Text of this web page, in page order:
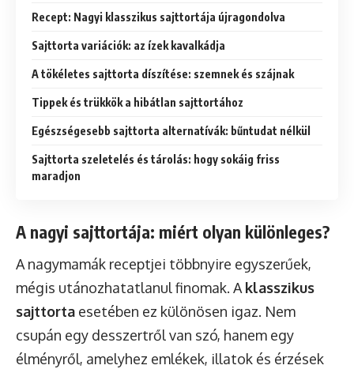
Recept: Nagyi klasszikus sajttortája újragondolva
Sajttorta variációk: az ízek kavalkádja
A tökéletes sajttorta díszítése: szemnek és szájnak
Tippek és trükkök a hibátlan sajttortához
Egészségesebb sajttorta alternatívák: bűntudat nélkül
Sajttorta szeletelés és tárolás: hogy sokáig friss
maradjon
A nagyi sajttortája: miért olyan különleges?
A nagymamák receptjei többnyire egyszerűek,
mégis utánozhatatlanul finomak. A klasszikus
sajttorta esetében ez különösen igaz. Nem
csupán egy desszertről van szó, hanem egy
élményről, amelyhez emlékek, illatok és érzések